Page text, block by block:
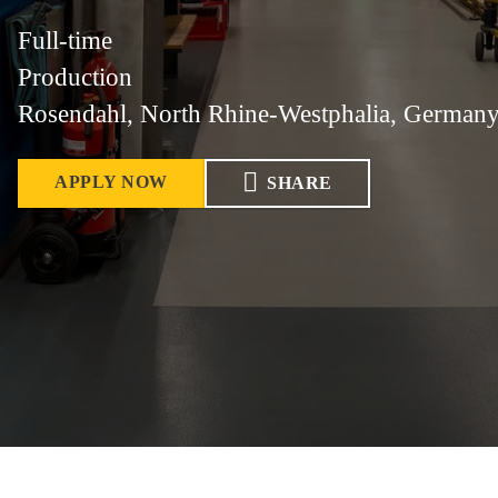
Full-time
Production
Rosendahl, North Rhine-Westphalia,
APPLY NOW SHARE